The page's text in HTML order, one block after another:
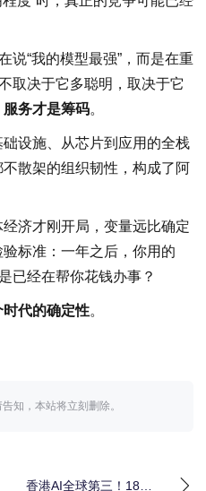
说“我的模型最强”，而是在重
决于它多聪明，取决于它
务才是筹码。
设施、从芯片到应用的全栈
散架的组织韧性，构成了阿
济才刚开局，变量远比确定
标准：一年之后，你用的
已经在帮你花钱办事？
代的确定性。
知，本站将立刻删除。
香港AI全球第三！18万